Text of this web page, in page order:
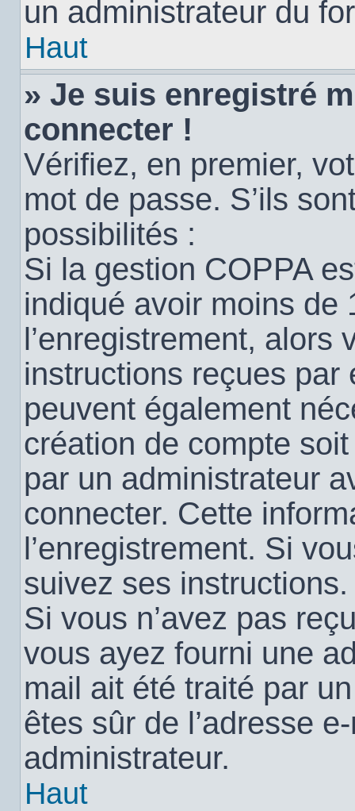
un administrateur du
Haut
» Je suis enregistré
connecter !
Vérifiez, en premier,
mot de passe. S’ils
possibilités :
Si la gestion COPPA
indiqué avoir moins de
l’enregistrement, alors
instructions reçues par
peuvent également
création de compte
par un administrateur
connecter. Cette
l’enregistrement. Si
suivez ses instructions.
Si vous n’avez pas
vous ayez fourni une
mail ait été traité par
êtes sûr de l’adresse
administrateur.
Haut